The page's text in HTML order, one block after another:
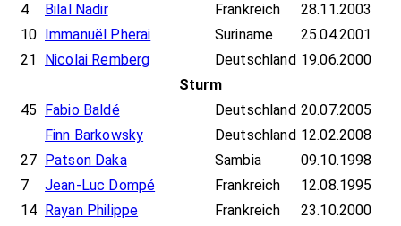
4
Bilal Nadir Frankreich
28.11.2003
10
Immanuël Pherai Suriname
25.04.2001
21
Nicolai Remberg Deutschland 19.06.2000
Sturm
45
Fabio Baldé Deutschland 20.07.2005
Finn Barkowsky
Deutschland 12.02.2008
27
Patson Daka Sambia
09.10.1998
7
Jean-Luc Dompé Frankreich
12.08.1995
14
Rayan Philippe Frankreich
23.10.2000